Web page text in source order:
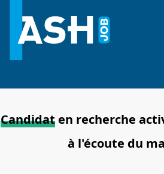
Candidaten recherche
à l'écoute du